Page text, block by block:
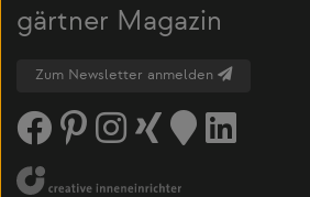
gärtner Magazin
Zum Newsletter anmelden